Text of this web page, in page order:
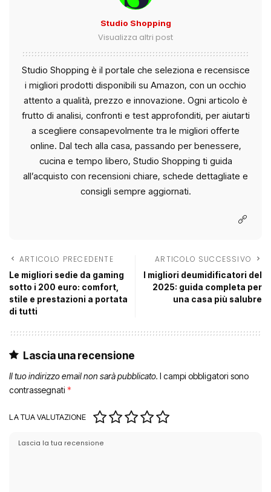
Studio Shopping
Visualizza altri post
Studio Shopping è il portale che seleziona e recensisce
i migliori prodotti disponibili su Amazon, con un occhio
attento a qualità, prezzo e innovazione. Ogni articolo è
frutto di analisi, confronti e test approfonditi, per aiutarti
a scegliere consapevolmente tra le migliori offerte
online. Dal tech alla casa, passando per benessere,
cucina e tempo libero, Studio Shopping ti guida
all’acquisto con recensioni chiare, schede dettagliate e
consigli sempre aggiornati.
ARTICOLO PRECEDENTE
Le migliori sedie da gaming
sotto i 200 euro: comfort,
stile e prestazioni a portata
di tutti
ARTICOLO SUCCESSIVO
I migliori deumidificatori del
2025: guida completa per
una casa più salubre
Lascia una recensione
Il tuo indirizzo email non sarà pubblicato. I campi obbligatori sono
contrassegnati *
LA TUA VALUTAZIONE